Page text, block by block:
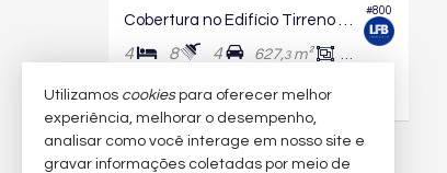
#800
4 8 4 627,3m² 505,
R$ 22.474.388,83
imóveis encontrados
Utilizamos cookiespara oferecer melhor
experiência, melhorar o desempenho,
analisar como você interage em nosso site e
gravar informações coletadas por meio de